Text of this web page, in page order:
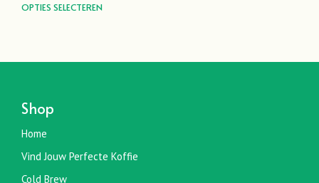
tot
OPTIES SELECTEREN
variaties.
Shop
Home
Vind Jouw Perfecte Koffie
Cold Brew